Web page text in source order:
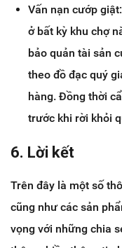
Vấn nạn cướp
ở bất kỳ khu chợ
bảo quản tài sản
theo đồ đạc quý
hàng. Đồng thời
trước khi rời khỏi
6. Lời kết
Trên đây là một số
cũng như các sản
vọng với những chia